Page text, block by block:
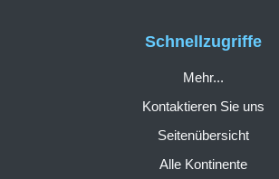
Schnellzugriffe
Mehr...
Kontaktieren Sie uns
Seitenübersicht
Alle Kontinente